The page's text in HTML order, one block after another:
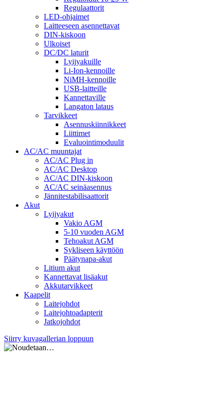
Regulaattorit
LED-ohjaimet
Laitteeseen asennettavat
DIN-kiskoon
Ulkoiset
DC/DC laturit
Lyijyakuille
Li-Ion-kennoille
NiMH-kennoille
USB-laitteille
Kannettaville
Langaton lataus
Tarvikkeet
Asennuskiinnikkeet
Liittimet
Evaluointimoduulit
AC/AC muuntajat
AC/AC Plug in
AC/AC Desktop
AC/AC DIN-kiskoon
AC/AC seinäasennus
Jännitestabilisaattorit
Akut
Lyijyakut
Vakio AGM
5-10 vuoden AGM
Tehoakut AGM
Sykliseen käyttöön
Päätynapa-akut
Litium akut
Kannettavat lisäakut
Akkutarvikkeet
Kaapelit
Laitejohdot
Laitejohtoadapterit
Jatkojohdot
Siirry kuvagallerian loppuun